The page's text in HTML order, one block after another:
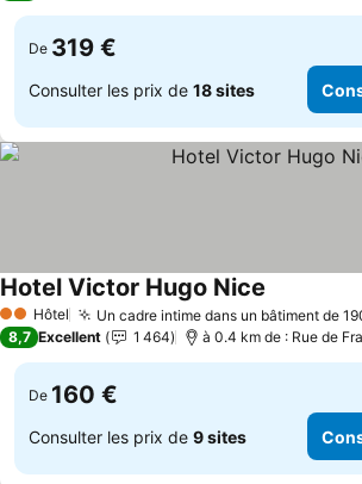
De 319 €
Consulter les prix de 18 sites
2 Étoiles
Hôtel Un cadre intime dans un bâtiment de
Hotel Victor Hugo Nice
8,7 Excellent 1 464 à 0.4 km de : Rue de
De 160 €
Consulter les prix de 9 sites